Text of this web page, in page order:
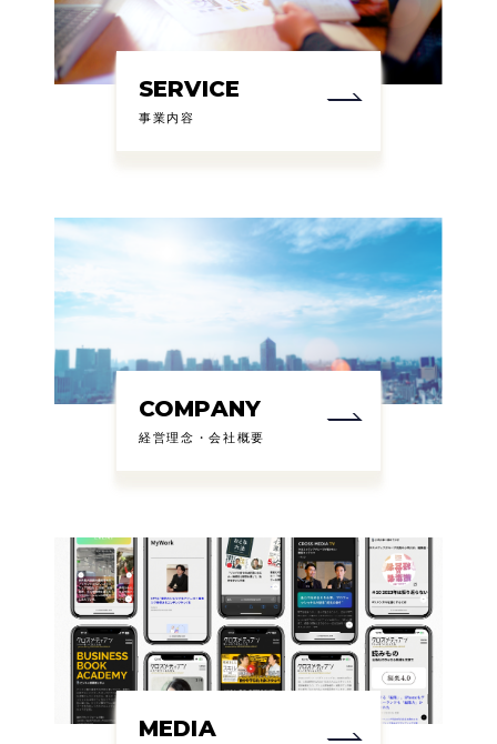
SERVICE
事業内容
COMPANY
経営理念・会社概要
MEDIA